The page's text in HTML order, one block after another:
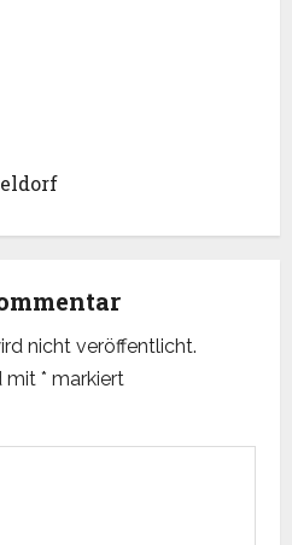
nicht veröffentlicht.
mit * markiert